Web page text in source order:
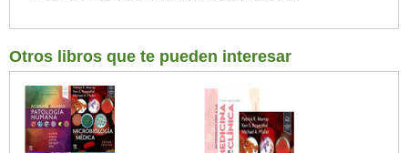
Otros libros que te pueden interesar